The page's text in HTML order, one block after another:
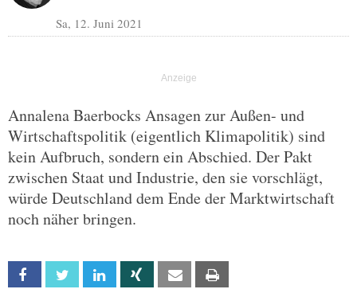
Sa, 12. Juni 2021
Annalena Baerbocks Ansagen zur Außen- und
Wirtschaftspolitik (eigentlich Klimapolitik) sind
kein Aufbruch, sondern ein Abschied. Der Pakt
zwischen Staat und Industrie, den sie vorschlägt,
würde Deutschland dem Ende der Marktwirtschaft
noch näher bringen.
Facebook Twitter Linkedin Xing Email